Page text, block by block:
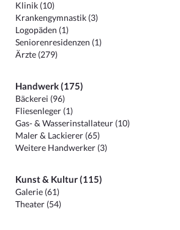
Klinik (10)
Krankengymnastik (3)
Logopäden (1)
Seniorenresidenzen (1)
Ärzte (279)
Handwerk (175)
Bäckerei (96)
Fliesenleger (1)
Gas- & Wasserinstallateur (10)
Maler & Lackierer (65)
Weitere Handwerker (3)
Kunst & Kultur (115)
Galerie (61)
Theater (54)